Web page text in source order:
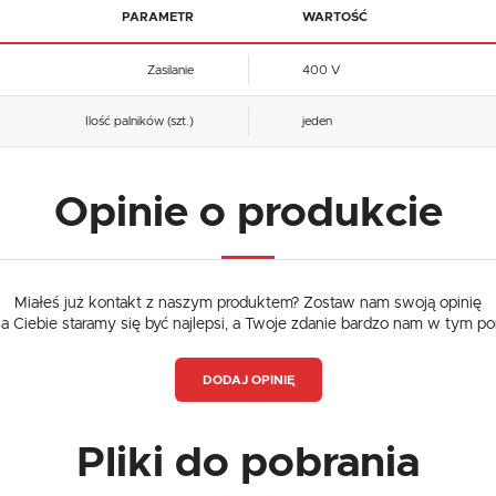
PARAMETR WARTOŚĆ
Zasilanie 400 V
Ilość palników (szt.) jeden
Opinie o produkcie
Miałeś już kontakt z naszym produktem? Zostaw nam swoją opinię
Ciebie staramy się być najlepsi, a Twoje zdanie bardzo nam w tym
DODAJ OPINIĘ
Pliki do pobrania
pliki cookies służą do prezentowania Ci naszych komunikatów na podstawie analizy
mogą pojawić się na stronach podmiotów trzecich lub firm będących naszymi partnerami
w postaci wiadomości, ofert, komunikatów mediów społecznościowych.